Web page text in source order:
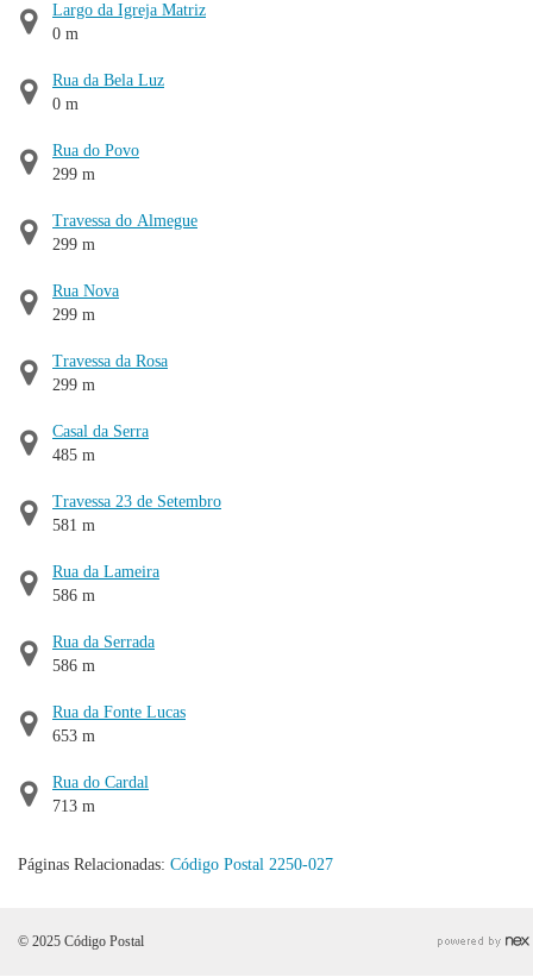
Largo da Igreja Matriz
0 m
Rua da Bela Luz
0 m
Rua do Povo
299 m
Travessa do Almegue
299 m
Rua Nova
299 m
Travessa da Rosa
299 m
Casal da Serra
485 m
Travessa 23 de Setembro
581 m
Rua da Lameira
586 m
Rua da Serrada
586 m
Rua da Fonte Lucas
653 m
Rua do Cardal
713 m
Páginas Relacionadas: Código Postal 2250-027
© 2025 Código Postal